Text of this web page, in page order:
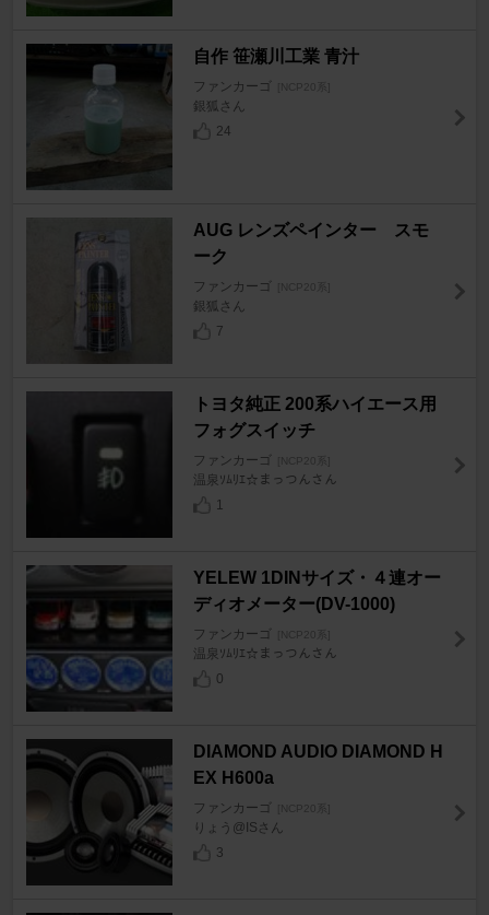
自作 笹瀬川工業 青汁
ファンカーゴ [NCP20系]
銀狐さん
24
AUG レンズペインター スモ
ーク
ファンカーゴ [NCP20系]
銀狐さん
7
トヨタ純正 200系ハイエース用
フォグスイッチ
ファンカーゴ [NCP20系]
温泉ｿﾑﾘｴ☆まっつんさん
1
YELEW 1DINサイズ・４連オー
ディオメーター(DV-1000)
ファンカーゴ [NCP20系]
温泉ｿﾑﾘｴ☆まっつんさん
0
DIAMOND AUDIO DIAMOND H
EX H600a
ファンカーゴ [NCP20系]
りょう@ISさん
3